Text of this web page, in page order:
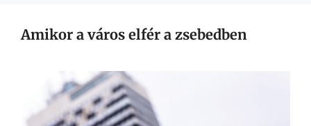
Amikor a város elfér a zsebedben